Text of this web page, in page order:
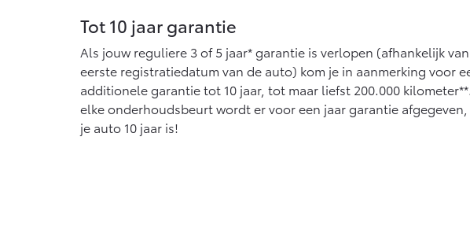
ELEKTRISCH
Vanaf € 46.301,- Vanaf € 56.570,-
Tot 10 jaar garantie
Als jouw reguliere 3 of 5 jaar* garantie is verlopen (afhankelijk
eerste registratiedatum van de auto) kom je in aanmerking voor
additionele garantie tot 10 jaar, tot maar liefst 200.000
elke onderhoudsbeurt wordt er voor een jaar garantie
je auto 10 jaar is!